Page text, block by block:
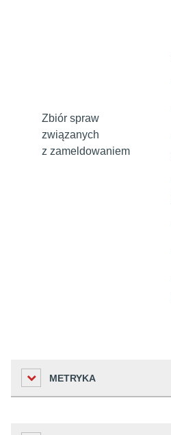
Zbiór spraw
związanych
z zameldowaniem
METRYKA
Liczba odwiedzin